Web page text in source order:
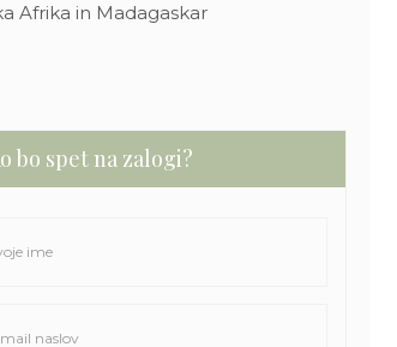
Afrika in Madagaskar
bo spet na zalogi?